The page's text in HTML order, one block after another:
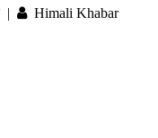
| Himali Khabar